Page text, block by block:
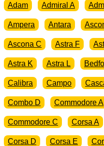
Adam Admiral A
Ampera Antara
Ascona C Astra F
Astra K Astra L
Calibra Campo
Combo D Commodore A
Commodore C Corsa A
Corsa D Corsa E